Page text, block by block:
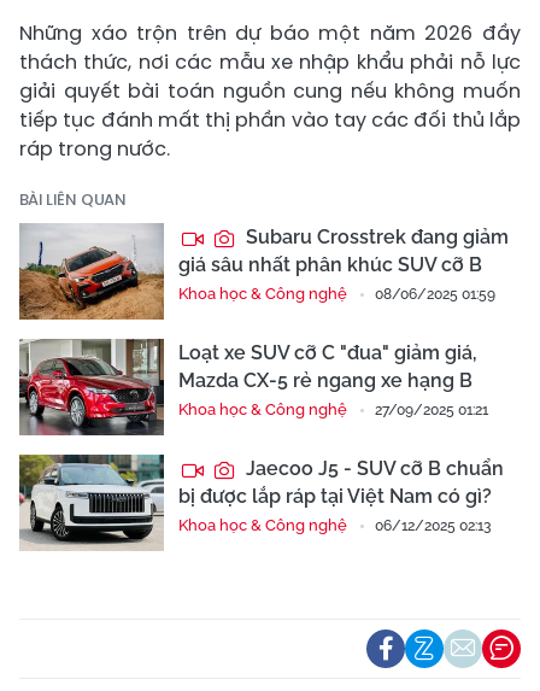
Những xáo trộn trên dự báo một năm 2026 đầy
thách thức, nơi các mẫu xe nhập khẩu phải nỗ lực
giải quyết bài toán nguồn cung nếu không muốn
tiếp tục đánh mất thị phần vào tay các đối thủ lắp
ráp trong nước.
BÀI LIÊN QUAN
Subaru Crosstrek đang giảm
giá sâu nhất phân khúc SUV cỡ B
Khoa học & Công nghệ 08/06/2025 01:59
Loạt xe SUV cỡ C "đua" giảm giá,
Mazda CX-5 rẻ ngang xe hạng B
Khoa học & Công nghệ 27/09/2025 01:21
Jaecoo J5 - SUV cỡ B chuẩn
bị được lắp ráp tại Việt Nam có gì?
Khoa học & Công nghệ 06/12/2025 02:13